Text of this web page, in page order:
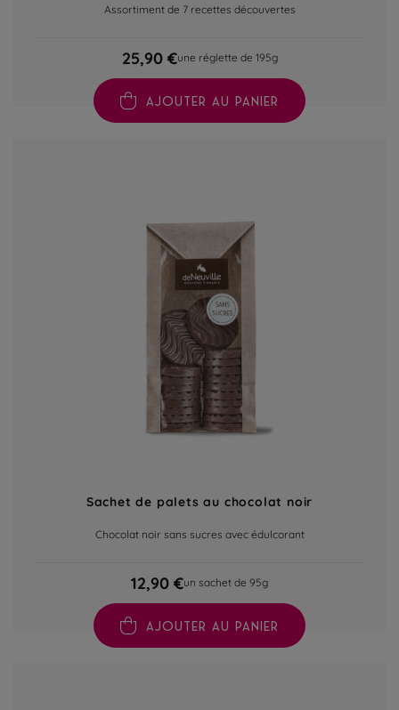
Assortiment de 7 recettes découvertes
25,90 €une réglette de 195g
AJOUTER AU PANIER
Sachet de palets au chocolat noir
Chocolat noir sans sucres avec édulcorant
12,90 €un sachet de 95g
AJOUTER AU PANIER